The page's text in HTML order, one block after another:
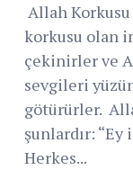
Allah
korkusu olan
çekinirler ve
sevgileri
götürürler.
şunlardır:
Herkes...